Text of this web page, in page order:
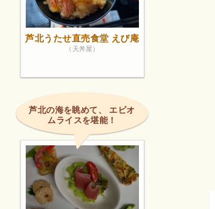
芦北うたせ直売食堂 えび庵
（天丼屋）
芦北の海を眺めて、 エビオ
ムライスを堪能！